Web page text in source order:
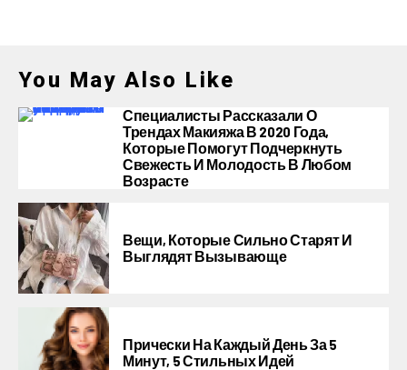
You May Also Like
Специалисты Рассказали О
Трендах Макияжа В 2020 Года,
Которые Помогут Подчеркнуть
Свежесть И Молодость В Любом
Возрасте
Вещи, Которые Сильно Старят И
Выглядят Вызывающе
Прически На Каждый День За 5
Минут, 5 Стильных Идей